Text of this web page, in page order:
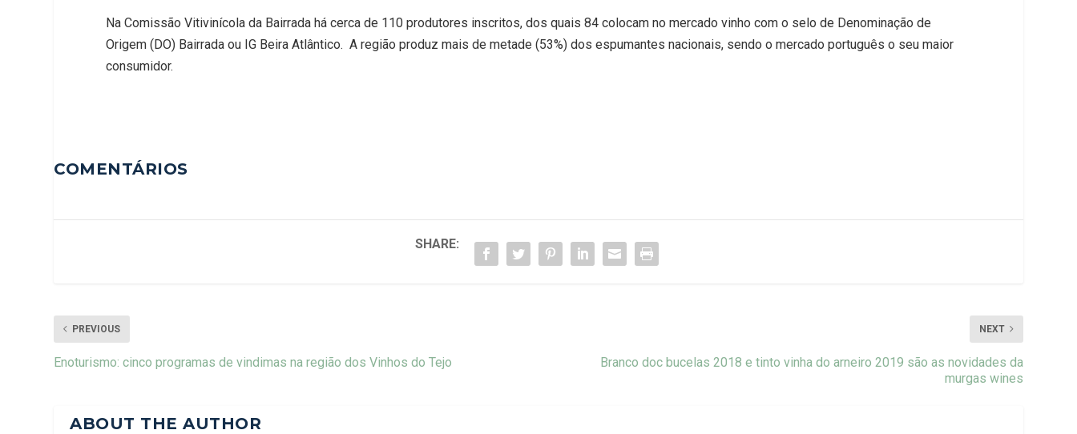
Na Comissão Vitivinícola da Bairrada há cerca de 110 produtores inscritos, dos quais 84 colocam no mercado vinho com o selo de Denominação de
Origem (DO) Bairrada ou IG Beira Atlântico. A região produz mais de metade (53%) dos espumantes nacionais, sendo o mercado português o seu maior
consumidor.
COMENTÁRIOS
SHARE:
PREVIOUS
Enoturismo: cinco programas de vindimas na região dos Vinhos do Tejo
NEXT
Branco doc bucelas 2018 e tinto vinha do arneiro 2019 são as novidades da
murgas wines
ABOUT THE AUTHOR